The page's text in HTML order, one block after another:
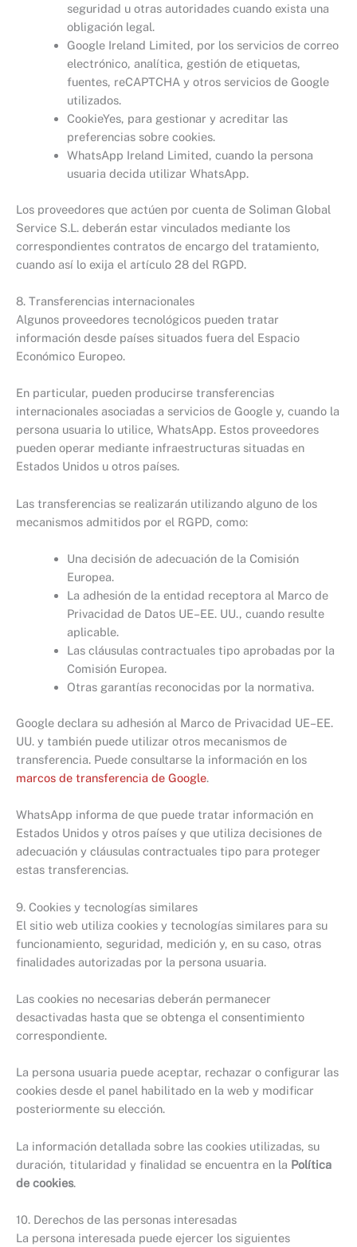
seguridad u otras autoridades cuando exista una
obligación legal.
Google Ireland Limited, por los servicios de correo
electrónico, analítica, gestión de etiquetas,
fuentes, reCAPTCHA y otros servicios de Google
utilizados.
CookieYes, para gestionar y acreditar las
preferencias sobre cookies.
WhatsApp Ireland Limited, cuando la persona
usuaria decida utilizar WhatsApp.
Los proveedores que actúen por cuenta de Soliman Global
Service S.L. deberán estar vinculados mediante los
correspondientes contratos de encargo del tratamiento,
cuando así lo exija el artículo 28 del RGPD.
8. Transferencias internacionales
Algunos proveedores tecnológicos pueden tratar
información desde países situados fuera del Espacio
Económico Europeo.
En particular, pueden producirse transferencias
internacionales asociadas a servicios de Google y, cuando la
persona usuaria lo utilice, WhatsApp. Estos proveedores
pueden operar mediante infraestructuras situadas en
Estados Unidos u otros países.
Las transferencias se realizarán utilizando alguno de los
mecanismos admitidos por el RGPD, como:
Una decisión de adecuación de la Comisión
Europea.
La adhesión de la entidad receptora al Marco de
Privacidad de Datos UE–EE. UU., cuando resulte
aplicable.
Las cláusulas contractuales tipo aprobadas por la
Comisión Europea.
Otras garantías reconocidas por la normativa.
Google declara su adhesión al Marco de Privacidad UE–EE.
UU. y también puede utilizar otros mecanismos de
transferencia. Puede consultarse la información en los
marcos de transferencia de Google.
WhatsApp informa de que puede tratar información en
Estados Unidos y otros países y que utiliza decisiones de
adecuación y cláusulas contractuales tipo para proteger
estas transferencias.
9. Cookies y tecnologías similares
El sitio web utiliza cookies y tecnologías similares para su
funcionamiento, seguridad, medición y, en su caso, otras
finalidades autorizadas por la persona usuaria.
Las cookies no necesarias deberán permanecer
desactivadas hasta que se obtenga el consentimiento
correspondiente.
La persona usuaria puede aceptar, rechazar o configurar las
cookies desde el panel habilitado en la web y modificar
posteriormente su elección.
La información detallada sobre las cookies utilizadas, su
duración, titularidad y finalidad se encuentra en la Política
de cookies.
10. Derechos de las personas interesadas
La persona interesada puede ejercer los siguientes